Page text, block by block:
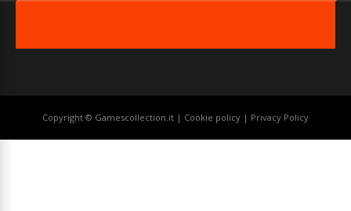
Copyright © Gamescollection.it | Cookie policy | Privacy Policy